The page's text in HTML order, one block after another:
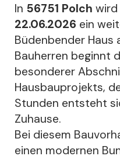
In 56751 Polch wird
22.06.2026 ein
Büdenbender Haus
Bauherren beginnt
besonderer
Hausbauprojekts,
Stunden entsteht
Zuhause.
Bei diesem
einen modernen